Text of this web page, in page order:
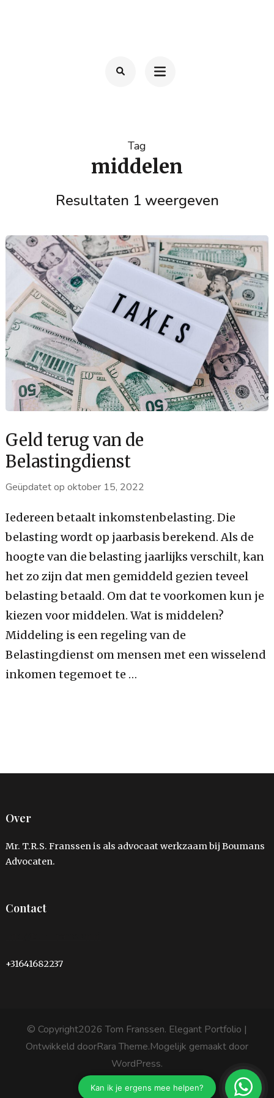
Tag
middelen
Resultaten 1 weergeven
Geld terug van de
Belastingdienst
Geüpdatet op oktober 15, 2022
Iedereen betaalt inkomstenbelasting. Die
belasting wordt op jaarbasis berekend. Als de
hoogte van die belasting jaarlijks verschilt, kan
het zo zijn dat men gemiddeld gezien teveel
belasting betaald. Om dat te voorkomen kun je
kiezen voor middelen. Wat is middelen?
Middeling is een regeling van de
Belastingdienst om mensen met een wisselend
inkomen tegemoet te …
Over
Mr. T.R.S. Franssen is als advocaat werkzaam bij Boumans
Advocaten.
Contact
+31641682237
© Copyright2026Tom Franssen. Elegant Portfolio |
Ontwikkeld doorRara Theme.Mogelijk gemaakt door
WordPress.